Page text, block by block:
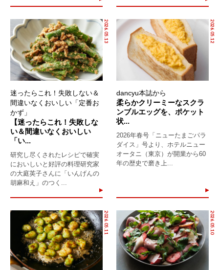
2026.05.13
迷ったらこれ！失敗しない＆
間違いなくおいしい「定番お
かず」
【迷ったらこれ！失敗しな
い＆間違いなくおいしい
「い...
研究し尽くされたレシピで確実
においしいと好評の料理研究家
の大庭英子さんに「いんげんの
胡麻和え」のつく...
2026.05.12
dancyu本誌から
柔らかクリーミーなスクラ
ンブルエッグを、ポケット
状...
2026年春号「ニューたまごパラ
ダイス」号より、ホテルニュー
オータニ（東京）が開業から60
年の歴史で磨き上...
2026.05.11 2026.05.10